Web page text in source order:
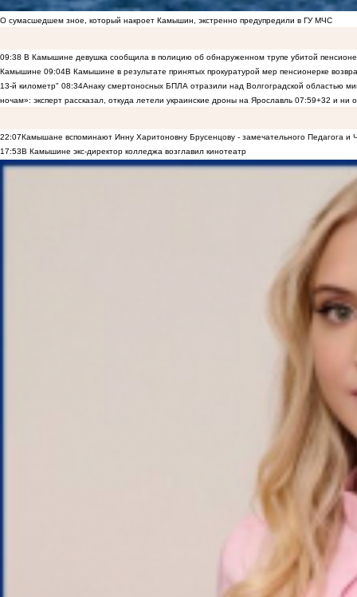
О сумасшедшем зное, который накроет Камышин, экстренно предупредили в ГУ МЧС
09:38 В Камышине девушка сообщила в полицию об обнаруженном трупе убитой
Камышине 09:04В Камышине в результате принятых прокуратурой мер пенсионерке
13-й километр" 08:34Анаку смертоносных БПЛА отразили над Волгоградской областью
ночам»: эксперт рассказал, откуда летели украинские дроны на Ярославль 07:59+32 и ни
22:07Камышане вспоминают Инну Харитоновну Брусенцову - замечательного Педагога и
17:53В Камышине экс-директор колледжа возглавил кинотеатр